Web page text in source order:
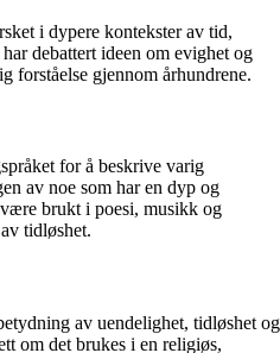
i dypere kontekster av tid,
debattert ideen om evighet og
forståelse gjennom århundrene.
for å beskrive varig
av noe som har en dyp og
brukt i poesi, musikk og
tidløshet.
av uendelighet, tidløshet og
om det brukes i en religiøs,